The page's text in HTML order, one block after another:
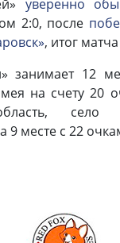
уверенно
2:0, после
, итог
занимает 12
на счету 20
село
9 месте с 22